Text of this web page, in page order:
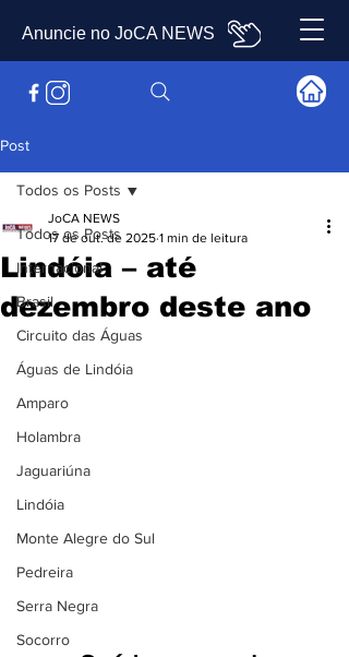
Anuncie no JoCA NEWS
Post
Todos os Posts
Internacional
Brasil
Circuito das Águas
Águas de Lindóia
Amparo
Holambra
Jaguariúna
Lindóia
Monte Alegre do Sul
Pedreira
Serra Negra
Socorro
Todos os Posts
Lindóia – até
dezembro deste ano
JoCA NEWS
17 de out. de 2025 1 min de leitura